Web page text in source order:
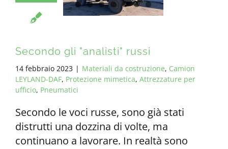
Secondo gli "analisti" russi
14 febbraio 2023 | Materiali da costruzione, Camion
LEYLAND-DAF, Protezione mimetica, Attrezzature per
ufficio, Pneumatici
Secondo le voci russe, sono già stati
distrutti una dozzina di volte, ma
continuano a lavorare. In realtà sono